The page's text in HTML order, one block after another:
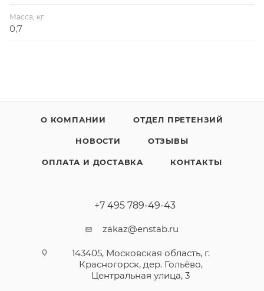
Масса, кг
0,7
О КОМПАНИИ ОТДЕЛ ПРЕТЕНЗИЙ
НОВОСТИ ОТЗЫВЫ
ОПЛАТА И ДОСТАВКА КОНТАКТЫ
+7 495 789-49-43
zakaz@enstab.ru
143405, Московская область, г.
Красногорск, дер. Гольёво,
Центральная улица, 3